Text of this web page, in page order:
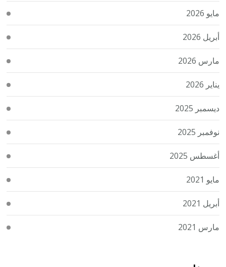
مايو 2026
أبريل 2026
مارس 2026
يناير 2026
ديسمبر 2025
نوفمبر 2025
أغسطس 2025
مايو 2021
أبريل 2021
مارس 2021